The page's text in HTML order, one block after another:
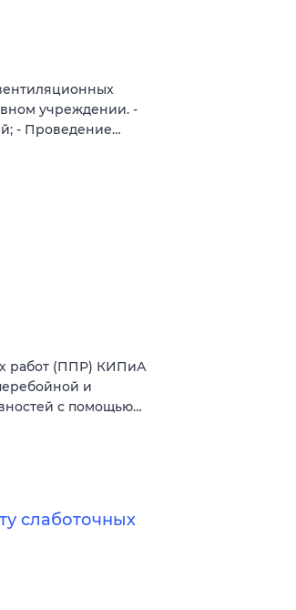
учреждении. -
- Проведение…
работ (ППР) КИПиА
и
с помощью…
слаботочных